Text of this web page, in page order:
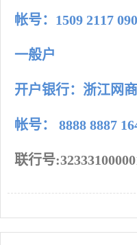
帐号：1509 2117
一般户
开户银行：浙江网
帐号： 8888 8887
联行号